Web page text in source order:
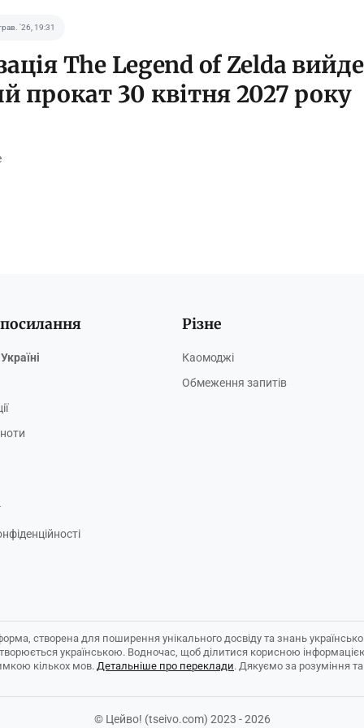
'26, 19:31
The Legend of Zelda
прокат 30 квітня 2027 року
Різне
Каомоджі
Обмеження запитів
створена для поширення унікального досвіду та знань
українською. Водночас, щоб ділитися корисною
кількох мов. Детальніше про переклади. Дякуємо за розуміння та
© Цейво! (tseivo.com) 2023 - 2026